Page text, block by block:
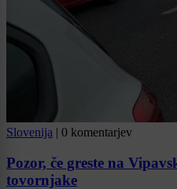
Slovenija | 0 komentarjev
Pozor, če greste na
tovornjake